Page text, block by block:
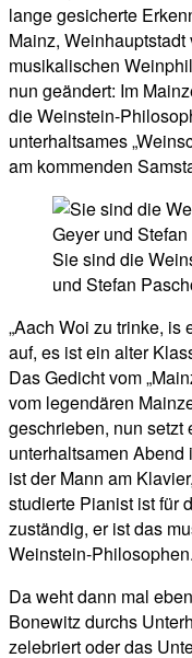
lange gesicherte
Mainz,
musikalischen
nun geändert: Im
die Weinstein-
unterhaltsames
am kommenden
Sie sind die
und Stefan
„Aach Woi zu trinke, is
auf, es ist ein alter
Das Gedicht vom
vom legendären
geschrieben, nun setzt
unterhaltsamen
ist der Mann am
studierte Pianist ist für
zuständig, er ist das
Weinstein-Philosophen.
Da weht dann mal
Bonewitz durchs
zelebriert oder das